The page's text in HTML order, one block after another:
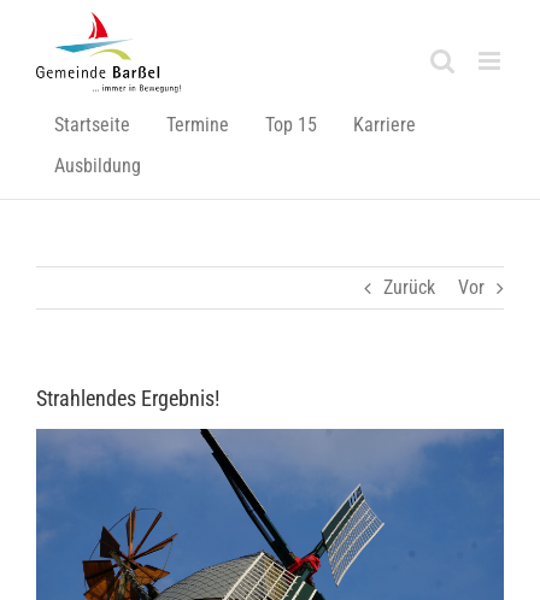
springen
Startseite Termine Top 15
Karriere
Ausbildung
Zurück Vor
Strahlendes Ergebnis!
Zeige
grösseres